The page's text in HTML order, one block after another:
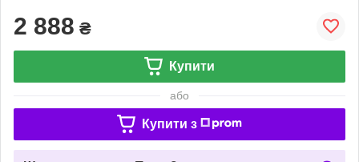
2 888 ₴
Купити
або
Купити з